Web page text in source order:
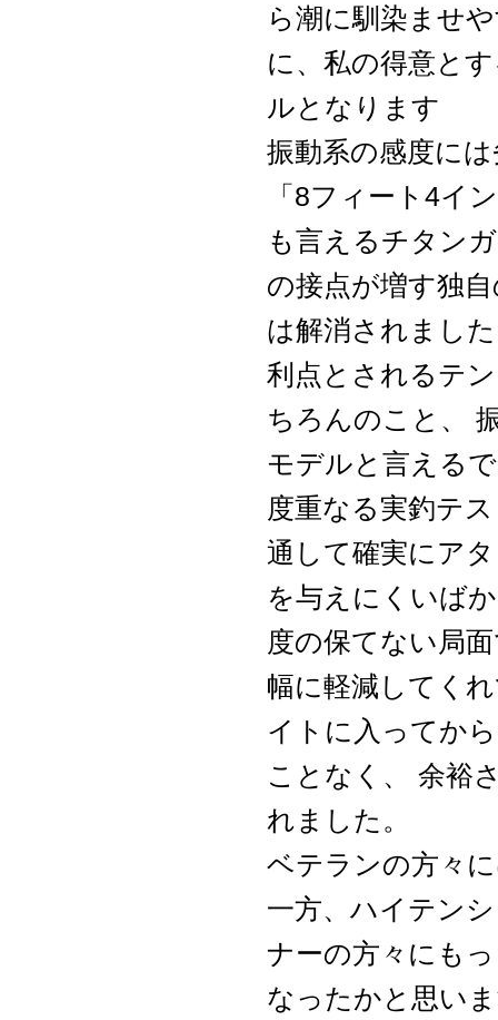
ら潮に馴染ませ
に、私の得意と
ルとなります
振動系の感度に
「8フィート4イ
も言えるチタン
の接点が増す独
は解消されまし
利点とされるテ
ちろんのこと、
モデルと言える
度重なる実釣テ
通して確実にア
を与えにくいば
度の保てない局
幅に軽減してく
イトに入ってか
ことなく、 余裕
れました。
ベテランの方々
一方、ハイテン
ナーの方々にも
なったかと思い